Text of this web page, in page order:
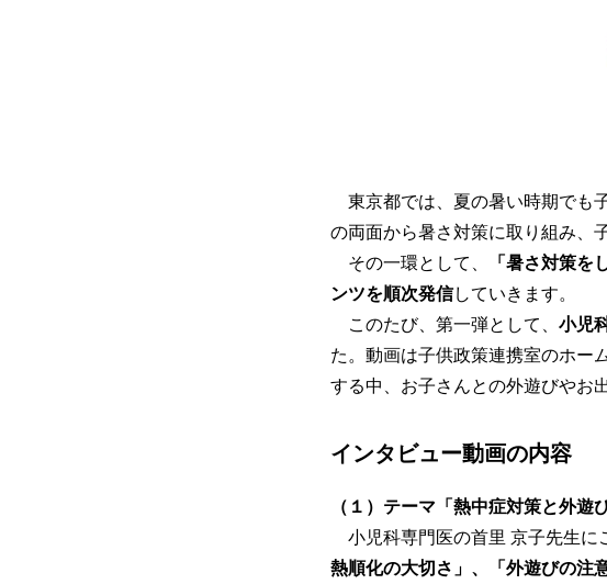
東京都では、夏の暑い時期でも
の両面から暑さ対策に取り組み、
その一環として、
「暑さ対策を
ンツを順次発信していきます。
このたび、第一弾として、 小児
た。動画は子供政策連携室のホー
する中、お子さんとの外遊びやお
インタビュー動画の内容
（１）テーマ「熱中症対策と外遊び
小児科専門医の首里 京子先生に
熱順化の大切さ」、「外遊びの注